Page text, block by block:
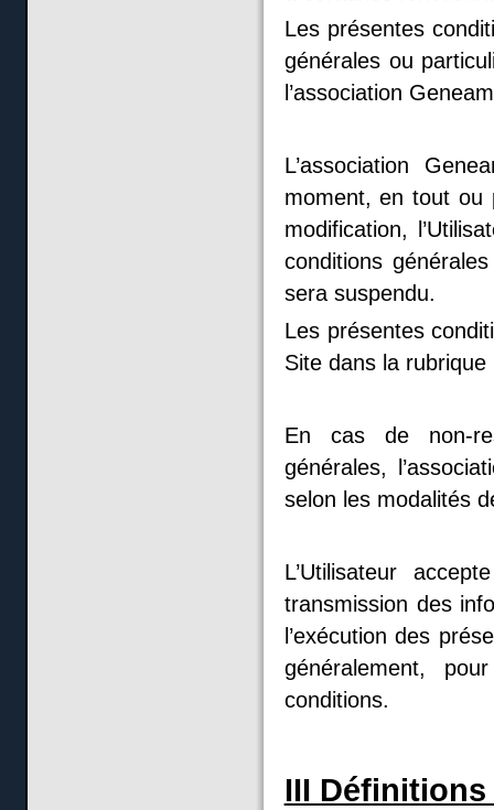
Les présentes
générales ou
l’association
L’association
moment, en tout ou
modification,
conditions
sera suspendu.
Les présentes
Site dans la
En cas de non-
générales,
selon les modalités
L’Utilisateur
transmission des
l’exécution des
généralement,
conditions.
III